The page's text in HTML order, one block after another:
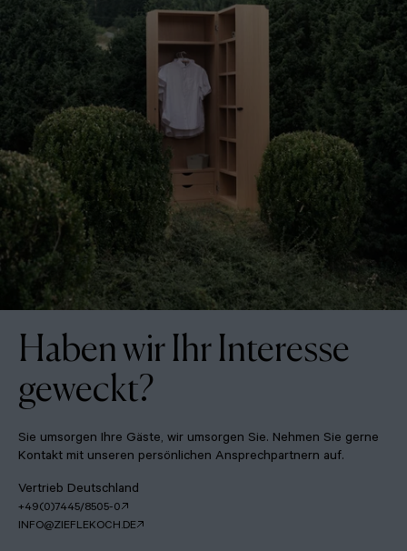
Haben wir Ihr Interesse
geweckt?
Sie umsorgen Ihre Gäste, wir umsorgen Sie. Nehmen Sie gerne
Kontakt mit unseren persönlichen Ansprechpartnern auf.
Vertrieb Deutschland
+49(0)7445/8505-0
INFO@ZIEFLEKOCH.DE